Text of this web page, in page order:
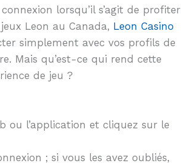
lorsqu’il s’agit de profiter
Leon au Canada, Leon Casino
simplement avec vos profils de
Mais qu’est-ce qui rend cette
de jeu ?
ou l’application et cliquez sur le
; si vous les avez oubliés,